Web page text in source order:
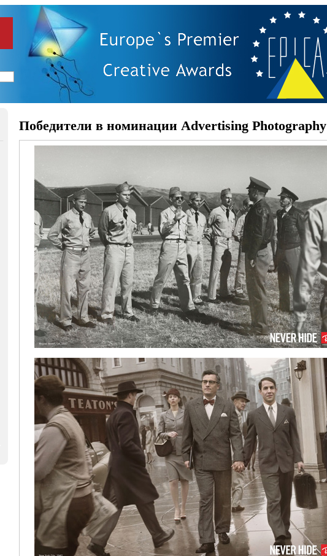
Победители в номинации Advertising Photography